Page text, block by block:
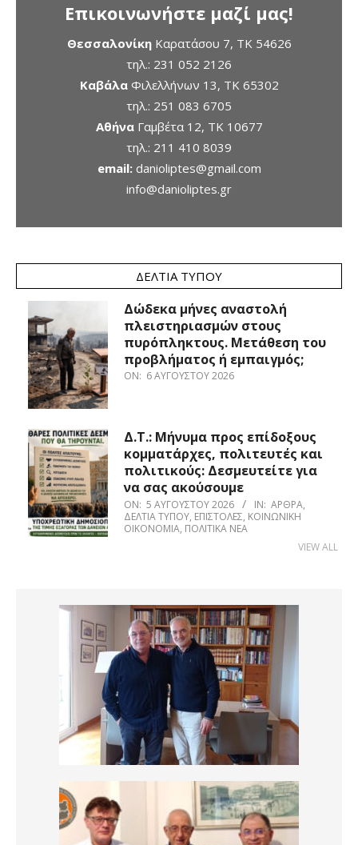
Επικοινωνήστε μαζί μας!
ΘεσσαλονίκηΚαρατάσου 7, TK 54626
τηλ.: 231 052 2126
ΚαβάλαΦιλελλήνων 13, ΤΚ 65302
τηλ.: 251 083 6705
ΑθήναΓαμβέτα 12, ΤΚ 10677
τηλ.: 211 410 8039
email: danioliptes@gmail.com
info@danioliptes.gr
ΔΕΛΤΊΑ ΤΎΠΟΥ
Δώδεκα μήνες αναστολή
πλειστηριασμών στους
πυρόπληκτους. Μετάθεση του
προβλήματος ή εμπαιγμός;
ON: 6 ΑΥΓΟΎΣΤΟΥ 2026
Δ.Τ.: Μήνυμα προς επίδοξους
κομματάρχες, πολιτευτές και
πολιτικούς: Δεσμευτείτε για
να σας ακούσουμε
ON: 5 ΑΥΓΟΎΣΤΟΥ 2026 IN: ΆΡΘΡΑ,
ΔΕΛΤΊΑ ΤΎΠΟΥ, ΕΠΙΣΤΟΛΈΣ, ΚΟΙΝΩΝΙΚΉ
ΟΙΚΟΝΟΜΊΑ, ΠΟΛΙΤΙΚΆ ΝΈΑ
VIEW ALL